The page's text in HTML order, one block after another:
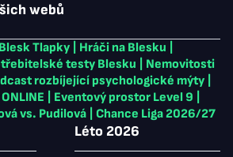
webů
Blesk Tlapky Hráči na Blesku
testy Blesku
Nemovitosti
rozbíjející psychologické mýty
Eventový prostor Level 9
vs. Pudilová
Chance Liga 2026/27
Léto 2026